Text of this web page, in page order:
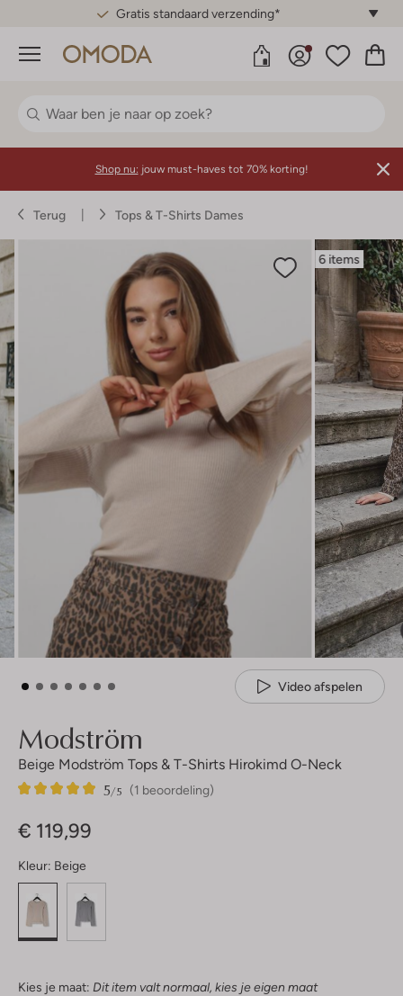
Gratis standaard verzending*
Menu
Shop nu: jouw must-haves tot 70% korting!
Terug Tops & T-Shirts Dames
6 items
Video afspelen
Modström
Beige Modström Tops & T-Shirts Hirokimd O-Neck
(1 beoordeling)
5/5
1
5
€ 119,99
Kleur: Beige
Kies je maat: Dit item valt normaal, kies je eigen maat